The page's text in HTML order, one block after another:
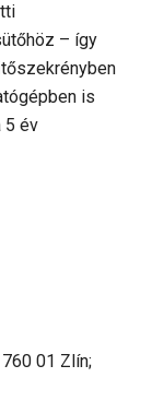
– így
is
5 év
760 01 Zlín;